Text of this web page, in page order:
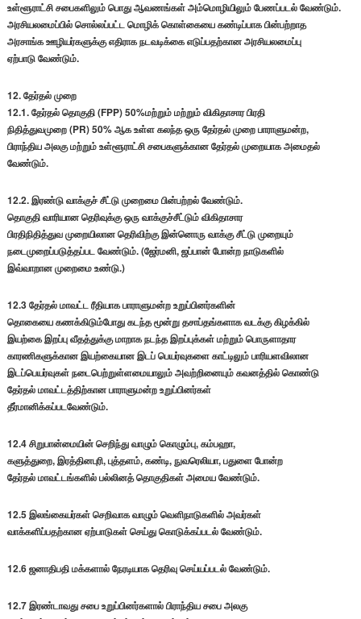
உள்ளூராட்சி சபைகளிலும் பொது ஆவணங்கள் அம்மொழியிலும் பேணப்படல் வேண்டும்.
அரசியலமைப்பில் சொல்லப்பட்ட மொழிக் கொள்கையை கண்டிப்பாக பின்பற்றாத
அரசாங்க ஊழியர்களுக்கு எதிராக நடவடிக்கை எடுப்பதற்கான அரசியலமைப்பு
ஏற்பாடு வேண்டும்.
12. தேர்தல் முறை
12.1. தேர்தல் தொகுதி (FPP) 50%மற்றும் மற்றும் விகிதாசார பிரதி
நிதித்துவமுறை (PR) 50% ஆக உள்ள கலந்த ஒரு தேர்தல் முறை பாராளுமன்ற,
பிராந்திய அலகு மற்றும் உள்ளூராட்சி சபைகளுக்கான தேர்தல் முறையாக அமைதல்
வேண்டும்.
12.2. இரண்டு வாக்குச் சீட்டு முறைமை பின்பற்றல் வேண்டும்.
தொகுதி வாரியான தெரிவுக்கு ஒரு வாக்குச்சீட்டும் விகிதாசார
பிரதிநிதித்துவ முறையிலான தெரிவிற்கு இன்னொரு வாக்கு சீட்டு முறையும்
நடைமுறைப்படுத்தப்பட வேண்டும். (ஜேர்மனி, ஜப்பான் போன்ற நாடுகளில்
இவ்வாறான முறைமை உண்டு.)
12.3 தேர்தல் மாவட்ட ரீதியாக பாராளுமன்ற உறுப்பினர்களின்
தொகையை கணக்கிடும்போது கடந்த மூன்று தசாப்தங்களாக வடக்கு கிழக்கில்
இயற்கை இறப்பு வீதத்துக்கு மாறாக நடந்த இறப்புக்கள் மற்றும் பொருளாதார
காரணிகளுக்கான இயற்கையான இடப் பெயர்வுகளை காட்டிலும் பாரியளவிலான
இடப்பெயர்வுகள் நடைபெற்றுள்ளமையாலும் அவற்றினையும் கவனத்தில் கொண்டு
தேர்தல் மாவட்டத்திற்கான பாராளுமன்ற உறுப்பினர்கள்
தீர்மானிக்கப்படவேண்டும்.
12.4 சிறுபான்மையின் செறிந்து வாழும் கொழும்பு, கம்பஹா,
களுத்துறை, இரத்தினபுரி, புத்தளம், கண்டி, நுவரெலியா, பதுளை போன்ற
தேர்தல் மாவட்டங்களில் பல்லினத் தொகுதிகள் அமைய வேண்டும்.
12.5 இலங்கையர்கள் செறிவாக வாழும் வெளிநாடுகளில் அவர்கள்
வாக்களிப்பதற்கான ஏற்பாடுகள் செய்து கொடுக்கப்படல் வேண்டும்.
12.6 ஜனாதிபதி மக்களால் நேரடியாக தெரிவு செய்யப்படல் வேண்டும்.
12.7 இரண்டாவது சபை உறுப்பினர்களால் பிராந்திய சபை அலகு